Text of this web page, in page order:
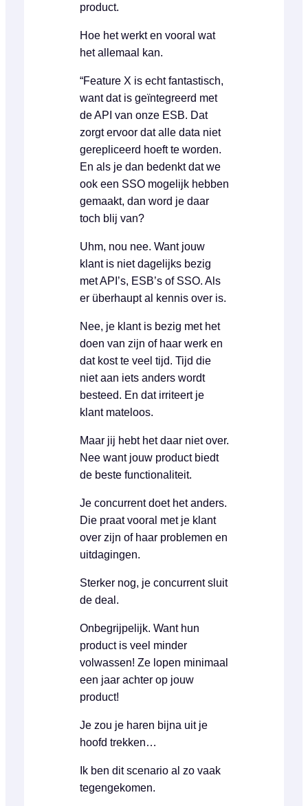
product.
Hoe het werkt en vooral wat
het allemaal kan.
“Feature X is echt fantastisch,
want dat is geïntegreerd met
de API van onze ESB. Dat
zorgt ervoor dat alle data niet
gerepliceerd hoeft te worden.
En als je dan bedenkt dat we
ook een SSO mogelijk hebben
gemaakt, dan word je daar
toch blij van?
Uhm, nou nee. Want jouw
klant is niet dagelijks bezig
met API’s, ESB’s of SSO. Als
er überhaupt al kennis over is.
Nee, je klant is bezig met het
doen van zijn of haar werk en
dat kost te veel tijd. Tijd die
niet aan iets anders wordt
besteed. En dat irriteert je
klant mateloos.
Maar jij hebt het daar niet over.
Nee want jouw product biedt
de beste functionaliteit.
Je concurrent doet het anders.
Die praat vooral met je klant
over zijn of haar problemen en
uitdagingen.
Sterker nog, je concurrent sluit
de deal.
Onbegrijpelijk. Want hun
product is veel minder
volwassen! Ze lopen minimaal
een jaar achter op jouw
product!
Je zou je haren bijna uit je
hoofd trekken…
Ik ben dit scenario al zo vaak
tegengekomen.